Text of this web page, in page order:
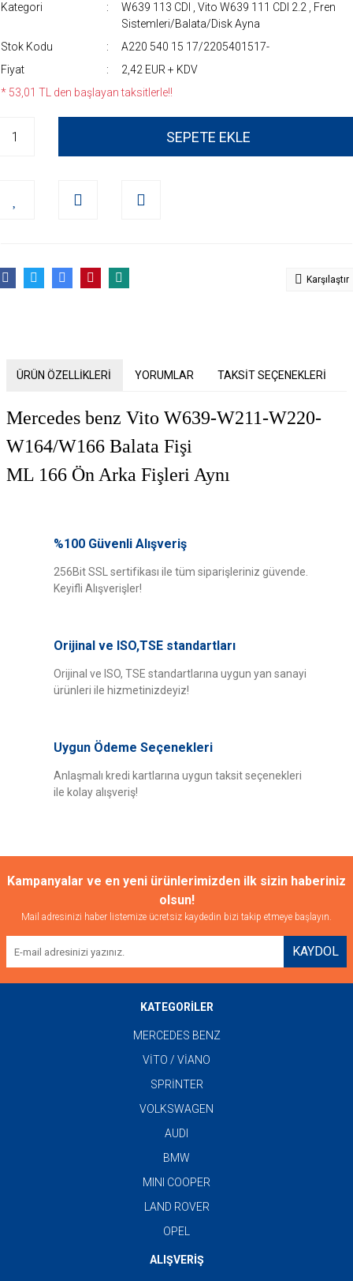
Kategori
W639 113 CDI
Vito W639 111 CDI 2.2
Fren
Sistemleri/Balata/Disk Ayna
Stok Kodu
A220 540 15 17/2205401517-
Fiyat
2,42 EUR + KDV
* 53,01 TL den başlayan taksitlerle!!
SEPETE EKLE
Karşılaştır
ÜRÜN ÖZELLİKLERİ YORUMLAR TAKSİT SEÇENEKLERİ
Mercedes benz Vito W639-W211-W220-
W164/W166 Balata Fişi
ML 166 Ön Arka Fişleri Aynı
Bu ürüne ilk yorumu siz yapın!
yetersiz gördüğünüz noktaları öneri formunu kullanarak tarafımıza
iletebilirsiniz.
Görüş ve önerileriniz için teşekkür ederiz.
Ürün bilgilerinde hatalar bulunuyor.
Ürün fiyatı diğer sitelerden daha pahalı.
Bu ürüne benzer farklı alternatifler olmalı.
%100 Güvenli Alışveriş
256Bit SSL sertifikası ile tüm siparişleriniz güvende.
Keyifli Alışverişler!
Orijinal ve ISO,TSE standartları
Orijinal ve ISO, TSE standartlarına uygun yan sanayi
ürünleri ile hizmetinizdeyiz!
Uygun Ödeme Seçenekleri
Anlaşmalı kredi kartlarına uygun taksit seçenekleri
ile kolay alışveriş!
Kampanyalar ve en yeni ürünlerimizden ilk sizin haberiniz
olsun!
Mail adresinizi haber listemize ücretsiz kaydedin bizi takip etmeye başlayın.
KAYDOL
KATEGORİLER
MERCEDES BENZ
VİTO / VİANO
SPRİNTER
VOLKSWAGEN
AUDI
BMW
MINI COOPER
LAND ROVER
OPEL
ALIŞVERİŞ